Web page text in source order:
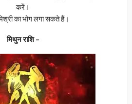
करें।
का भोग लगा सकते हैं।
मिथुन राशि –